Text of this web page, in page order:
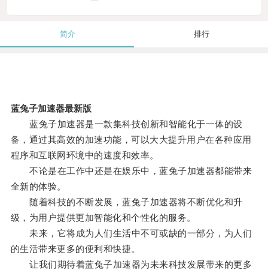
简介 排行
蓝兔子加速器最新版
蓝兔子加速器是一款集科技创新和智能化于一体的设
备，通过其高效的加速功能，可以大大提升用户在各种应用
程序和互联网环境中的速度和效率。
不论是在工作中还是在娱乐中，蓝兔子加速器都能带来
全新的体验。
随着科技的不断发展，蓝兔子加速器将不断优化和升
级，为用户提供更加智能化和个性化的服务。
未来，它将成为人们生活中不可或缺的一部分，为人们
的生活带来更多的便利和快捷。
让我们期待着蓝兔子加速器为未来科技发展带来的更多